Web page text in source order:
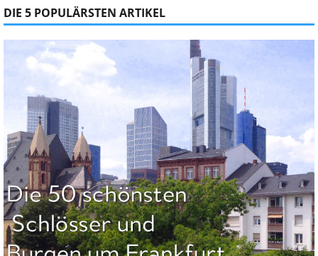
DIE 5 POPULÄRSTEN ARTIKEL